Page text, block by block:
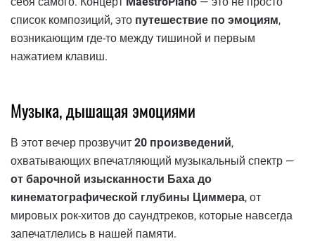
список композиций, это путешествие по эмоциям,
возникающим где-то между тишиной и первым
нажатием клавиш.
Музыка, дышащая эмоциями
В этот вечер прозвучит 20 произведений,
охватывающих впечатляющий музыкальный спектр —
от барочной изысканности Баха до
кинематографической глубины Циммера, от
мировых рок-хитов до саундтреков, которые навсегда
запечатлелись в нашей памяти.